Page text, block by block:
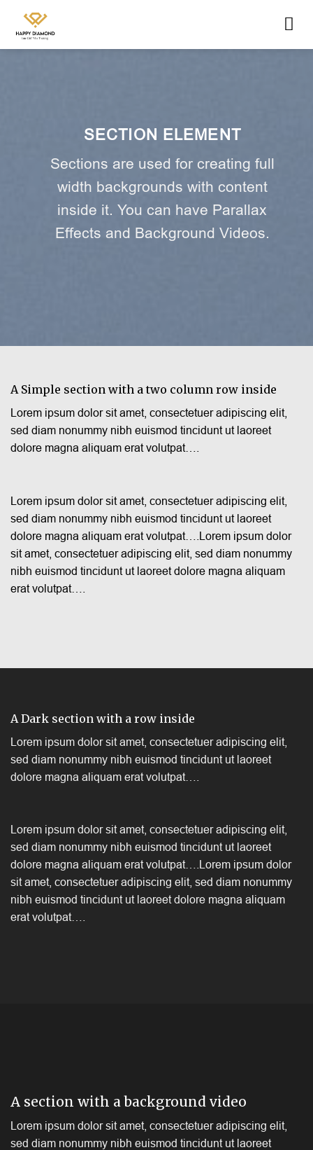
SECTION ELEMENT
Sections are used for creating full
width backgrounds with content
inside it. You can have Parallax
Effects and Background Videos.
A Simple section with a two column row inside
Lorem ipsum dolor sit amet, consectetuer adipiscing elit,
sed diam nonummy nibh euismod tincidunt ut laoreet
dolore magna aliquam erat volutpat….
Lorem ipsum dolor sit amet, consectetuer adipiscing elit,
sed diam nonummy nibh euismod tincidunt ut laoreet
dolore magna aliquam erat volutpat….Lorem ipsum dolor
sit amet, consectetuer adipiscing elit, sed diam nonummy
nibh euismod tincidunt ut laoreet dolore magna aliquam
erat volutpat….
A Dark section with a row inside
Lorem ipsum dolor sit amet, consectetuer adipiscing elit,
sed diam nonummy nibh euismod tincidunt ut laoreet
dolore magna aliquam erat volutpat….
Lorem ipsum dolor sit amet, consectetuer adipiscing elit,
sed diam nonummy nibh euismod tincidunt ut laoreet
dolore magna aliquam erat volutpat….Lorem ipsum dolor
sit amet, consectetuer adipiscing elit, sed diam nonummy
nibh euismod tincidunt ut laoreet dolore magna aliquam
erat volutpat….
A section with a background video
Lorem ipsum dolor sit amet, consectetuer adipiscing elit,
sed diam nonummy nibh euismod tincidunt ut laoreet